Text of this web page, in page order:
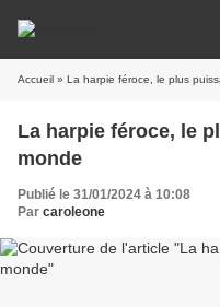
Accueil » La harpie féroce, le plus
La harpie féroce, le
monde
Publié le 31/01/2024 à 10:08
Par caroleone